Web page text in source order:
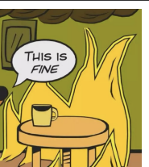
sont
nos concitoyens
de
sur des sujets
la mise en
encore la limitation
bon pour le